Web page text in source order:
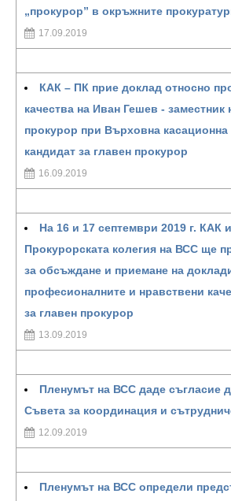
„прокурор” в окръжните
17.09.2019
КАК – ПК прие доклад относно
качества на Иван Гешев - заместник
прокурор при Върховна касационна
кандидат за главен прокурор
16.09.2019
На 16 и 17 септември 2019 г. КАК
Прокурорската колегия на ВСС ще
за обсъждане и приемане на
професионалните и нравствени
за главен прокурор
13.09.2019
Пленумът на ВСС даде съгласие
Съвета за координация и
12.09.2019
Пленумът на ВСС определи